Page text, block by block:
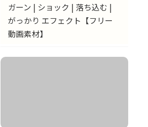
ガーン | ショック | 落ち込む |
がっかり エフェクト【フリー
動画素材】